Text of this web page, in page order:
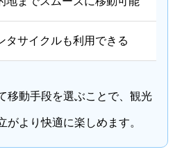
タサイクルも利用できる
移動手段を選ぶことで、観光
がより快適に楽しめます。